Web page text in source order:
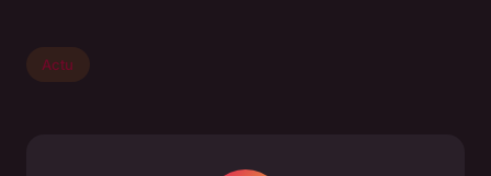
Actu